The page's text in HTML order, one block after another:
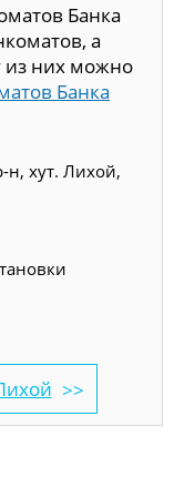
Банка
а
из них можно
Банка
н, хут. Лихой,